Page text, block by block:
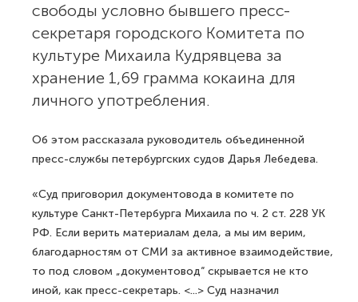
свободы условно бывшего пресс-
секретаря городского Комитета по
культуре Михаила Кудрявцева за
хранение 1,69 грамма кокаина для
личного употребления.
Об этом рассказала руководитель объединенной
пресс-службы петербургских судов Дарья Лебедева.
«Суд приговорил документовода в комитете по
культуре Санкт-Петербурга Михаила по ч. 2 ст. 228 УК
РФ. Если верить материалам дела, а мы им верим,
благодарностям от СМИ за активное взаимодействие,
то под словом „документовод“ скрывается не кто
иной, как пресс-секретарь. <...> Суд назначил